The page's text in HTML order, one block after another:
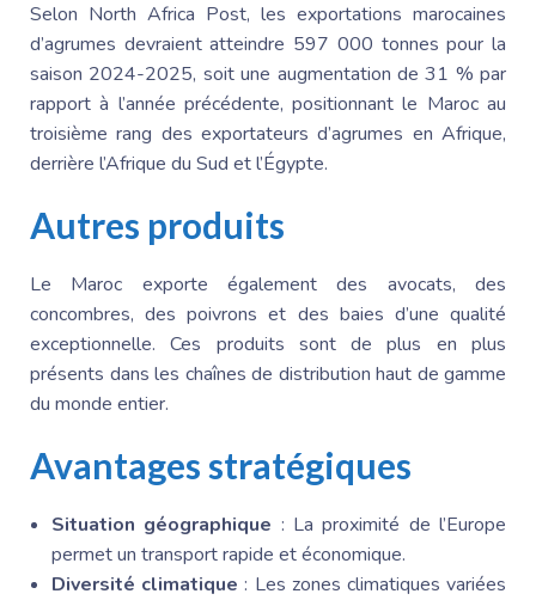
Selon North Africa Post, les exportations marocaines
d’agrumes devraient atteindre 597 000 tonnes pour la
saison 2024-2025, soit une augmentation de 31 % par
rapport à l’année précédente, positionnantle Marocau
troisième rang des exportateurs d’agrumes en Afrique,
derrière l’Afrique du Sud et l’Égypte.
Autres produits
Le Maroc exporte également des avocats, des
concombres, des poivrons et des baies d’une qualité
exceptionnelle. Ces produits sont de plus en plus
présents dans les chaînes de distribution haut de gamme
du monde entier.
Avantages stratégiques
Situation géographique : La proximité de l’Europe
permet un transport rapide et économique.
Diversité climatique : Les zones climatiques variées